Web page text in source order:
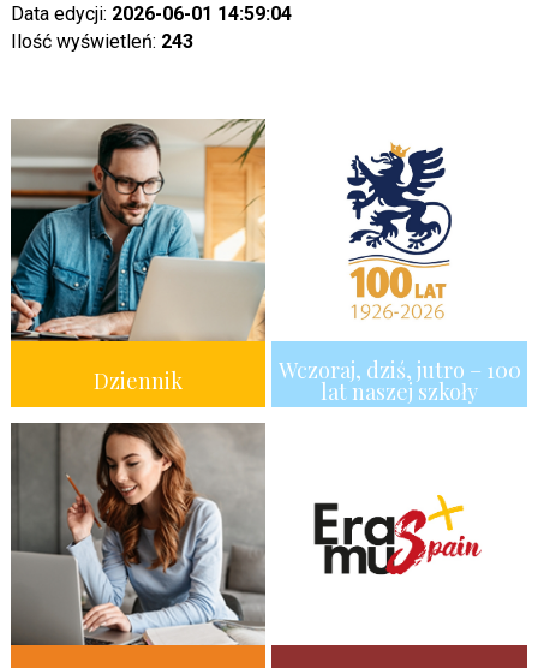
Data edycji: 2026-06-01 14:59:04
Ilość wyświetleń: 243
Dziennik Wczoraj, dziś, jutro – 100
lat naszej szkoły